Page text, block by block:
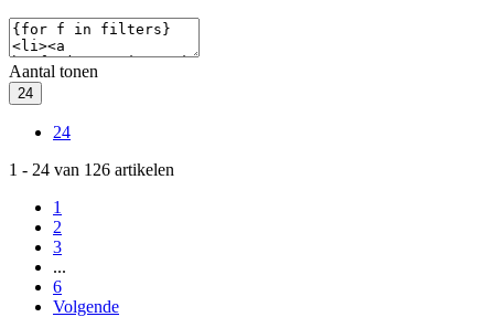
Aantal tonen
24
24
1 - 24 van 126 artikelen
1
2
3
...
6
Volgende